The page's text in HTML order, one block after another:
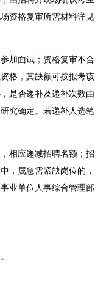
资格复审所需材料详见
加面试；资格复审不合
格， 其缺额可按报考该
是否递补及递补次数由
究确定。 若递补人选笔
相应递减招聘名额；招
，属急需紧缺岗位的，
业单位人事综合管理部